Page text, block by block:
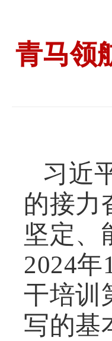
青马领
习近
的接力
坚定、
2024
干培训
写的基